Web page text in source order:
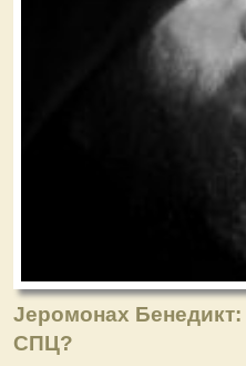
Јеромонах
СПЦ?